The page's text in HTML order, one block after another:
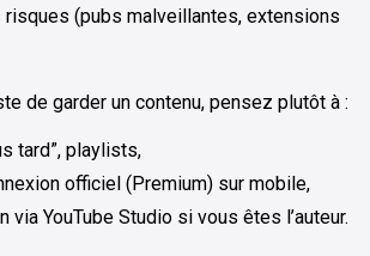
(pubs malveillantes, extensions
de garder un contenu, pensez plutôt à :
tard”, playlists,
officiel (Premium) sur mobile,
via YouTube Studio si vous êtes l’auteur.